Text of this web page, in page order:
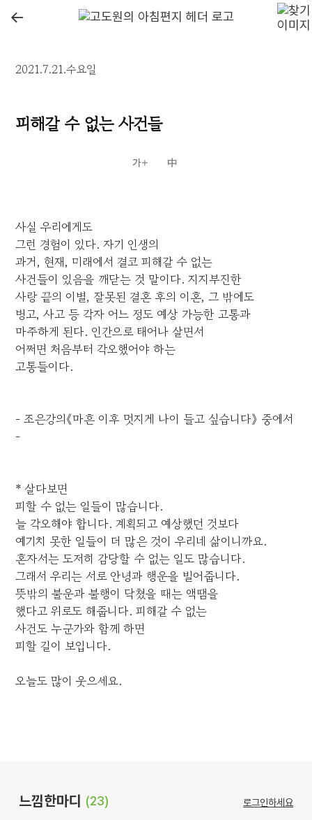
←
2021.7.21.수요일
피해갈 수 없는 사건들
사실 우리에게도
그런 경험이 있다. 자기 인생의
과거, 현재, 미래에서 결코 피해갈 수 없는
사건들이 있음을 깨닫는 것 말이다. 지지부진한
사랑 끝의 이별, 잘못된 결혼 후의 이혼, 그 밖에도
병고, 사고 등 각자 어느 정도 예상 가능한 고통과
마주하게 된다. 인간으로 태어나 살면서
어쩌면 처음부터 각오했어야 하는
고통들이다.
- 조은강의《마흔 이후 멋지게 나이 들고 싶습니다》 중에서
-
* 살다보면
피할 수 없는 일들이 많습니다.
늘 각오해야 합니다. 계획되고 예상했던 것보다
예기치 못한 일들이 더 많은 것이 우리네 삶이니까요.
혼자서는 도저히 감당할 수 없는 일도 많습니다.
그래서 우리는 서로 안녕과 행운을 빌어줍니다.
뜻밖의 불운과 불행이 닥쳤을 때는 액땜을
했다고 위로도 해줍니다. 피해갈 수 없는
사건도 누군가와 함께 하면
피할 길이 보입니다.
오늘도 많이 웃으세요.
느낌한마디 (23) 로그인하세요